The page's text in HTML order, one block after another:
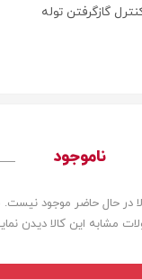
گازگرفتن توله
ناموجود
در حال حاضر موجود نیست.
مشابه این کالا دیدن